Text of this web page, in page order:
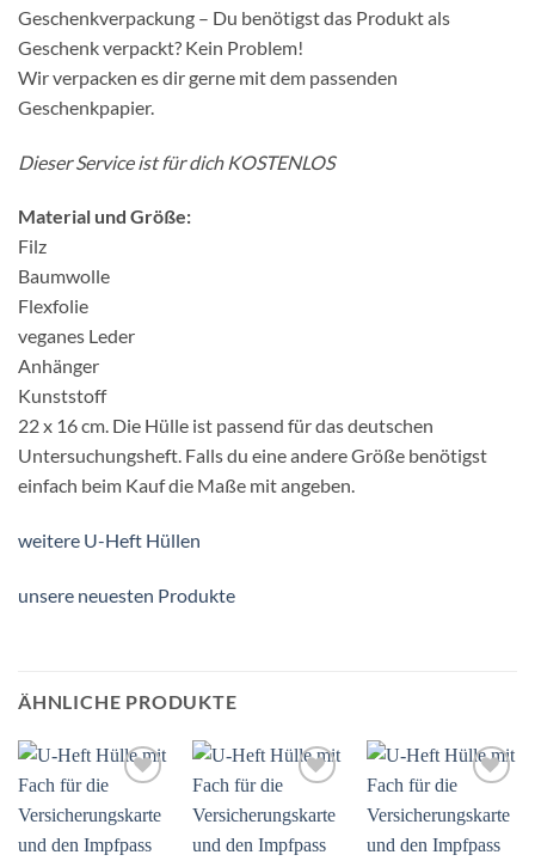
Geschenkverpackung – Du benötigst das Produkt als
Geschenk verpackt? Kein Problem!
Wir verpacken es dir gerne mit dem passenden
Geschenkpapier.
Dieser Service ist für dich KOSTENLOS
Material und Größe:
Filz
Baumwolle
Flexfolie
veganes Leder
Anhänger
Kunststoff
22 x 16 cm. Die Hülle ist passend für das deutschen
Untersuchungsheft. Falls du eine andere Größe benötigst
einfach beim Kauf die Maße mit angeben.
weitere U-Heft Hüllen
unsere neuesten Produkte
ÄHNLICHE PRODUKTE
wishlist
wishlist
wishlist